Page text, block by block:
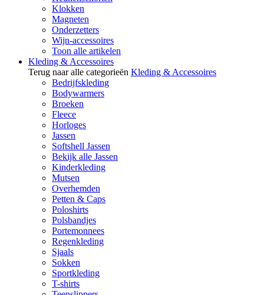
Klokken
Magneten
Onderzetters
Wijn-accessoires
Toon alle artikelen
Kleding & Accessoires
Terug naar alle categorieën Kleding & Accessoires
Bedrijfskleding
Bodywarmers
Broeken
Fleece
Horloges
Jassen
Softshell Jassen
Bekijk alle Jassen
Kinderkleding
Mutsen
Overhemden
Petten & Caps
Poloshirts
Polsbandjes
Portemonnees
Regenkleding
Sjaals
Sokken
Sportkleding
T-shirts